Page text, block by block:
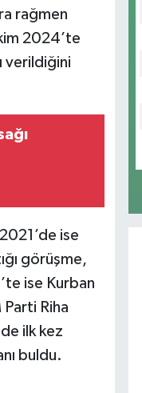
rağmen
2024’te
verildiğini
ise
görüşme,
ise Kurban
Riha
ilk kez
buldu.